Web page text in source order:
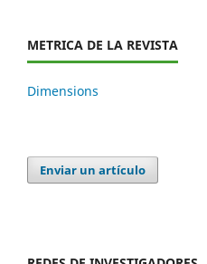
METRICA DE LA REVISTA
Dimensions
Enviar un artículo